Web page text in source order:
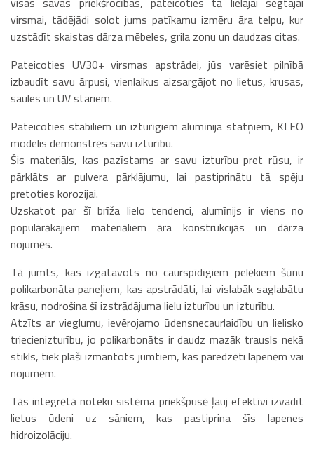
virsmai, tādējādi solot jums patīkamu izmēru āra telpu, kur
uzstādīt skaistas dārza mēbeles, grila zonu un daudzas citas.
Pateicoties UV30+ virsmas apstrādei, jūs varēsiet pilnībā
izbaudīt savu ārpusi, vienlaikus aizsargājot no lietus, krusas,
saules un UV stariem.
Pateicoties stabiliem un izturīgiem alumīnija statņiem, KLEO
modelis demonstrēs savu izturību.
Šis materiāls, kas pazīstams ar savu izturību pret rūsu, ir
pārklāts ar pulvera pārklājumu, lai pastiprinātu tā spēju
pretoties korozijai.
Uzskatot par šī brīža lielo tendenci, alumīnijs ir viens no
populārākajiem materiāliem āra konstrukcijās un dārza
nojumēs.
Tā jumts, kas izgatavots no caurspīdīgiem pelēkiem šūnu
polikarbonāta paneļiem, kas apstrādāti, lai vislabāk saglabātu
krāsu, nodrošina šī izstrādājuma lielu izturību un izturību.
Atzīts ar vieglumu, ievērojamo ūdensnecaurlaidību un lielisko
triecienizturību, jo polikarbonāts ir daudz mazāk trausls nekā
stikls, tiek plaši izmantots jumtiem, kas paredzēti lapenēm vai
nojumēm.
Tās integrētā noteku sistēma priekšpusē ļauj efektīvi izvadīt
lietus ūdeni uz sāniem, kas pastiprina šīs lapenes
hidroizolāciju.